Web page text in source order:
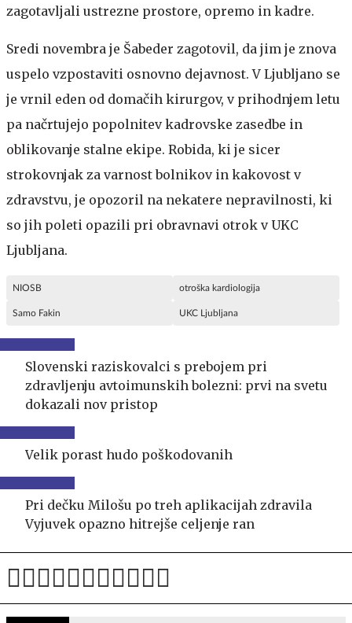
zagotavljali ustrezne prostore, opremo in kadre.
Sredi novembra je Šabeder zagotovil, da jim je znova
uspelo vzpostaviti osnovno dejavnost. V Ljubljano se
je vrnil eden od domačih kirurgov, v prihodnjem letu
pa načrtujejo popolnitev kadrovske zasedbe in
oblikovanje stalne ekipe. Robida, ki je sicer
strokovnjak za varnost bolnikov in kakovost v
zdravstvu, je opozoril na nekatere nepravilnosti, ki
so jih poleti opazili pri obravnavi otrok v UKC
Ljubljana.
NIOSB otroška kardiologija
Samo Fakin UKC Ljubljana
Slovenski raziskovalci s prebojem pri
zdravljenju avtoimunskih bolezni: prvi na svetu
dokazali nov pristop
Velik porast hudo poškodovanih
Pri dečku Milošu po treh aplikacijah zdravila
Vyjuvek opazno hitrejše celjenje ran